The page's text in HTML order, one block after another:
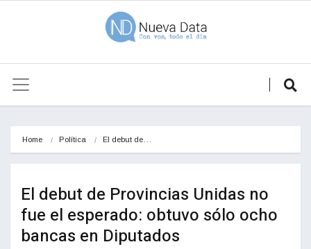
Home Política El debut de…
El debut de Provincias Unidas no
fue el esperado: obtuvo sólo ocho
bancas en Diputados